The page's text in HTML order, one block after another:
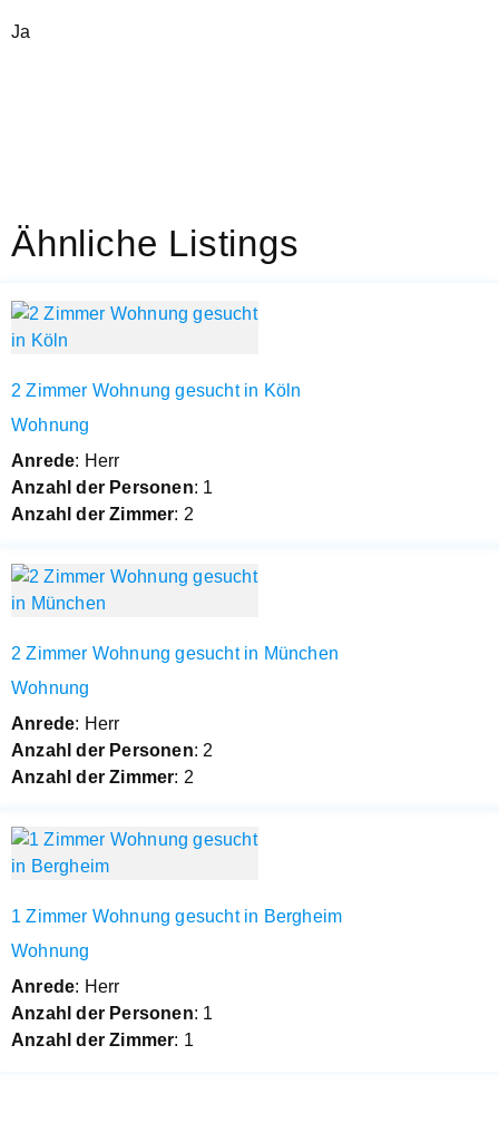
Ja
Ähnliche Listings
2 Zimmer Wohnung gesucht in Köln
Wohnung
Anrede: Herr
Anzahl der Personen: 1
Anzahl der Zimmer: 2
2 Zimmer Wohnung gesucht in München
Wohnung
Anrede: Herr
Anzahl der Personen: 2
Anzahl der Zimmer: 2
1 Zimmer Wohnung gesucht in Bergheim
Wohnung
Anrede: Herr
Anzahl der Personen: 1
Anzahl der Zimmer: 1